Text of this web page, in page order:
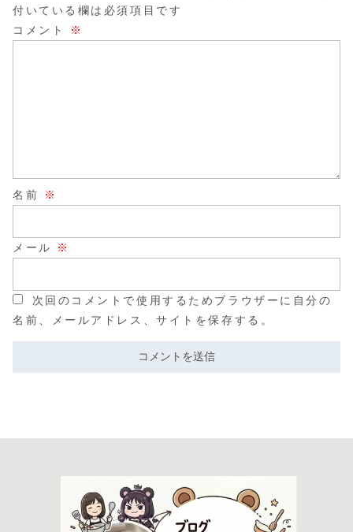
付いている欄は必須項目です
コメント
※
名前 ※
メール ※
次回のコメントで使用するためブラウザーに自分の
名前、メールアドレス、サイトを保存する。